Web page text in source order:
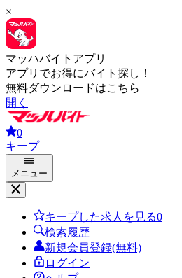
×
マッハバイトアプリ
アプリでお得にバイト探し！
無料ダウンロードはこちら
開く
0
キープ
メニュー
キープした求人を見る0
検索履歴
新規会員登録(無料)
ログイン